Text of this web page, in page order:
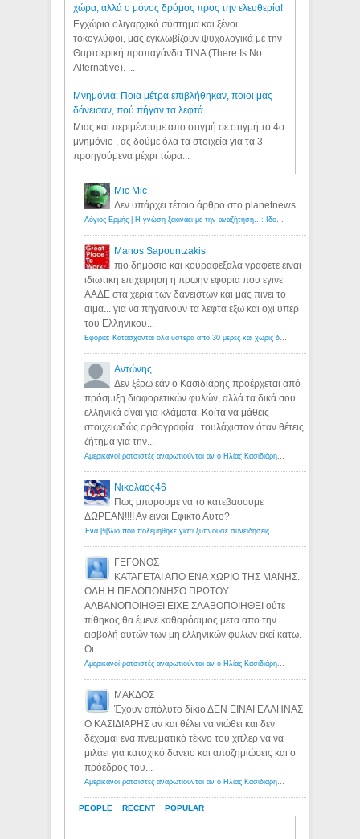
χώρα, αλλά ο μόνος δρόμος προς την ελευθερία!
Εγχώριο ολιγαρχικό σύστημα και ξένοι
τοκογλύφοι, μας εγκλωβίζουν ψυχολογικά με την
Θαρτσερική προπαγάνδα TINA (There Is No
Alternative). ...
Μνημόνια: Ποια μέτρα επιβλήθηκαν, ποιοι μας
δάνεισαν, πού πήγαν τα λεφτά...
Μιας και περιμένουμε απο στιγμή σε στιγμή το 4ο
μνημόνιο , ας δούμε όλα τα στοιχεία για τα 3
προηγούμενα μέχρι τώρα...
PEOPLE RECENT POPULAR
Mic Mic
Δεν υπάρχει τέτοιο άρθρο στο planetnews
Manos Sapountzakis
πιο δημοσιο και κουραφεξαλα γραφετε ειναι
ιδιωτικη επιχειρηση η πρωην εφορια που εγινε
ΑΑΔΕ στα χερια των δανειστων και μας πινει το
αιμα... για να πηγαινουν τα λεφτα εξω και οχι υπερ
του Ελληνικου...
Αντώνης
Δεν ξέρω εάν ο Κασιδιάρης προέρχεται από
πρόσμιξη διαφορετικών φυλών, αλλά τα δικά σου
ελληνικά είναι για κλάματα. Κοίτα να μάθεις
στοιχειωδώς ορθογραφία...τουλάχιστον όταν θέτεις
ζήτημα για την...
Νικολαος46
Πως μπορουμε να το κατεβασουμε
ΔΩΡΕΑΝ!!!! Αν ειναι Εφικτο Αυτο?
ΓΕΓΟΝΟΣ
ΚΑΤΑΓΕΤΑΙ ΑΠΟ ΕΝΑ ΧΩΡΙΟ ΤΗΣ ΜΑΝΗΣ.
ΟΛΗ Η ΠΕΛΟΠΟΝΗΣΟ ΠΡΩΤΟΥ
ΑΛΒΑΝΟΠΟΙΗΘΕΙ ΕΙΧΕ ΣΛΑΒΟΠΟΙΗΘΕΙ ούτε
πίθηκος θα έμενε καθαρόαιμος μετα απο την
εισβολή αυτών των μη ελληνικών φυλων εκεί κατω.
Οι...
ΜΑΚΔΟΣ
Έχουν απόλυτο δίκιο ΔΕΝ ΕΙΝΑΙ ΕΛΛΗΝΑΣ
Ο ΚΑΣΙΔΙΑΡΗΣ αν και θέλει να νιώθει και δεν
δέχομαι ενα πνευματικό τέκνο του χιτλερ να να
μιλάει για κατοχικό δανειο και αποζημιώσεις και ο
πρόεδρος του...